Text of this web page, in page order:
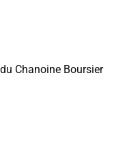
Chanoine Boursier